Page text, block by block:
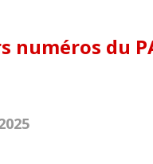
numéros du